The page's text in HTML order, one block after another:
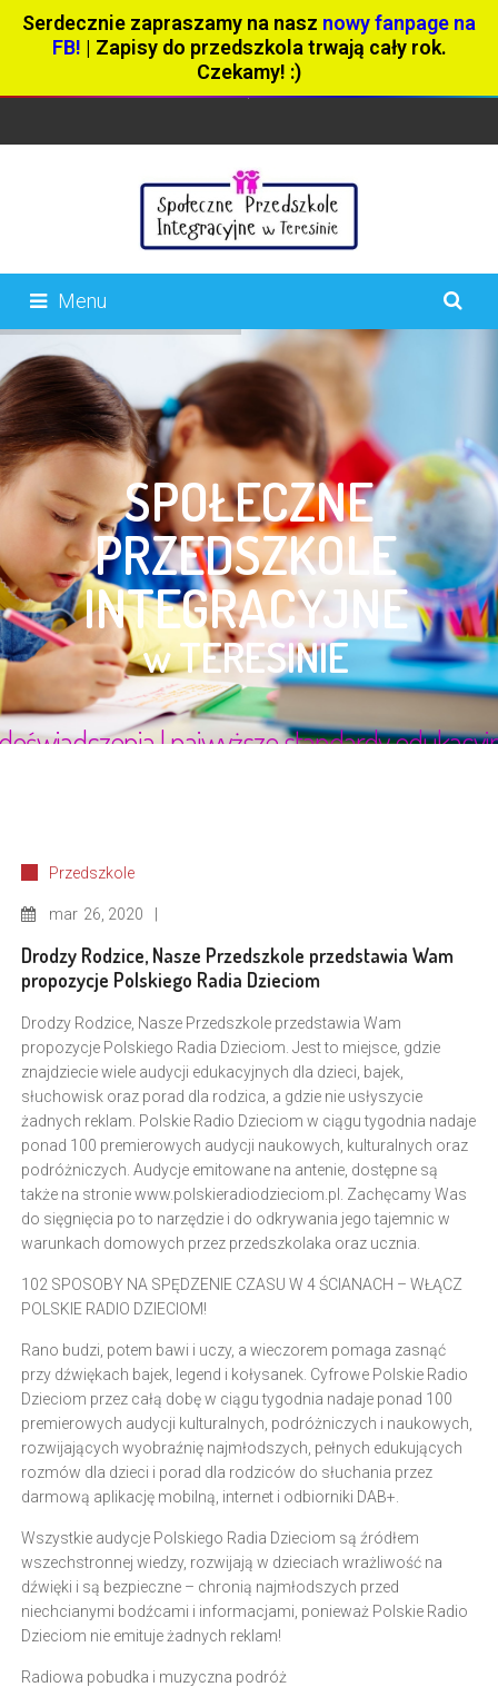
Serdecznie zapraszamy na nasz nowy fanpage na
FB! | Zapisy do przedszkola trwają cały rok.
Czekamy! :)
Menu
Przedszkole
mar 26, 2020
Drodzy Rodzice, Nasze Przedszkole przedstawia Wam
propozycje Polskiego Radia Dzieciom
Drodzy Rodzice, Nasze Przedszkole przedstawia Wam
propozycje Polskiego Radia Dzieciom. Jest to miejsce, gdzie
znajdziecie wiele audycji edukacyjnych dla dzieci, bajek,
słuchowisk oraz porad dla rodzica, a gdzie nie usłyszycie
żadnych reklam. Polskie Radio Dzieciom w ciągu tygodnia nadaje
ponad 100 premierowych audycji naukowych, kulturalnych oraz
podróżniczych. Audycje emitowane na antenie, dostępne są
także na stronie www.polskieradiodzieciom.pl. Zachęcamy Was
do sięgnięcia po to narzędzie i do odkrywania jego tajemnic w
warunkach domowych przez przedszkolaka oraz ucznia.
102 SPOSOBY NA SPĘDZENIE CZASU W 4 ŚCIANACH – WŁĄCZ
POLSKIE RADIO DZIECIOM!
Rano budzi, potem bawi i uczy, a wieczorem pomaga zasnąć
przy dźwiękach bajek, legend i kołysanek. Cyfrowe Polskie Radio
Dzieciom przez całą dobę w ciągu tygodnia nadaje ponad 100
premierowych audycji kulturalnych, podróżniczych i naukowych,
rozwijających wyobraźnię najmłodszych, pełnych edukujących
rozmów dla dzieci i porad dla rodziców do słuchania przez
darmową aplikację mobilną, internet i odbiorniki DAB+.
Wszystkie audycje Polskiego Radia Dzieciom są źródłem
wszechstronnej wiedzy, rozwijają w dzieciach wrażliwość na
dźwięki i są bezpieczne – chronią najmłodszych przed
niechcianymi bodźcami i informacjami, ponieważ Polskie Radio
Dzieciom nie emituje żadnych reklam!
Radiowa pobudka i muzyczna podróż